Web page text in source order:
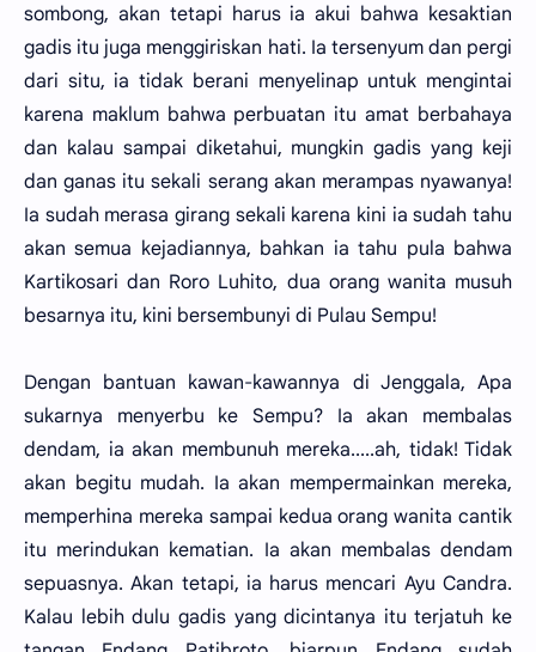
sombong, akan tetapi harus ia akui bahwa kesaktian
gadis itu juga menggiriskan hati. Ia tersenyum dan pergi
dari situ, ia tidak berani menyelinap untuk mengintai
karena maklum bahwa perbuatan itu amat berbahaya
dan kalau sampai diketahui, mungkin gadis yang keji
dan ganas itu sekali serang akan merampas nyawanya!
Ia sudah merasa girang sekali karena kini ia sudah tahu
akan semua kejadiannya, bahkan ia tahu pula bahwa
Kartikosari dan Roro Luhito, dua orang wanita musuh
besarnya itu, kini bersembunyi di Pulau Sempu!
Dengan bantuan kawan-kawannya di Jenggala, Apa
sukarnya menyerbu ke Sempu? Ia akan membalas
dendam, ia akan membunuh mereka.....ah, tidak! Tidak
akan begitu mudah. Ia akan mempermainkan mereka,
memperhina mereka sampai kedua orang wanita cantik
itu merindukan kematian. Ia akan membalas dendam
sepuasnya. Akan tetapi, ia harus mencari Ayu Candra.
Kalau lebih dulu gadis yang dicintanya itu terjatuh ke